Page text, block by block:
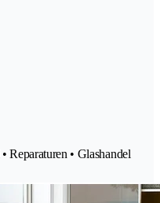
Reparaturen • Glashandel